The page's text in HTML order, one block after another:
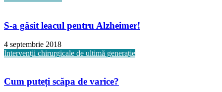
S-a găsit leacul pentru Alzheimer!
4 septembrie 2018
Intervenții chirurgicale de ultimă generație
Cum puteți scăpa de varice?